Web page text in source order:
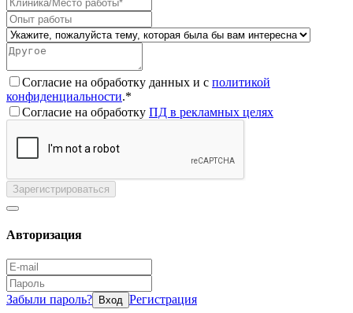
Согласие на обработку данных и с политикой
конфиденциальности.*
Согласие на обработку ПД в рекламных целях
Зарегистрироваться
Авторизация
Забыли пароль? Вход Регистрация